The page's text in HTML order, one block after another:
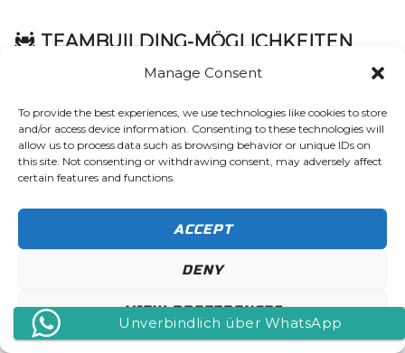
Manage Consent
To provide the best experiences, we use technologies like cookies to store
and/or access device information. Consenting to these technologies will
allow us to process data such as browsing behavior or unique IDs on
this site. Not consenting or withdrawing consent, may adversely affect
certain features and functions.
ACCEPT
DENY
VIEW PREFERENCES
TEAMBUILDING-MÖGLICHKEITEN
Ein Besuch im
Abendteuerpark Sabri
Unverbindlich über WhatsApp